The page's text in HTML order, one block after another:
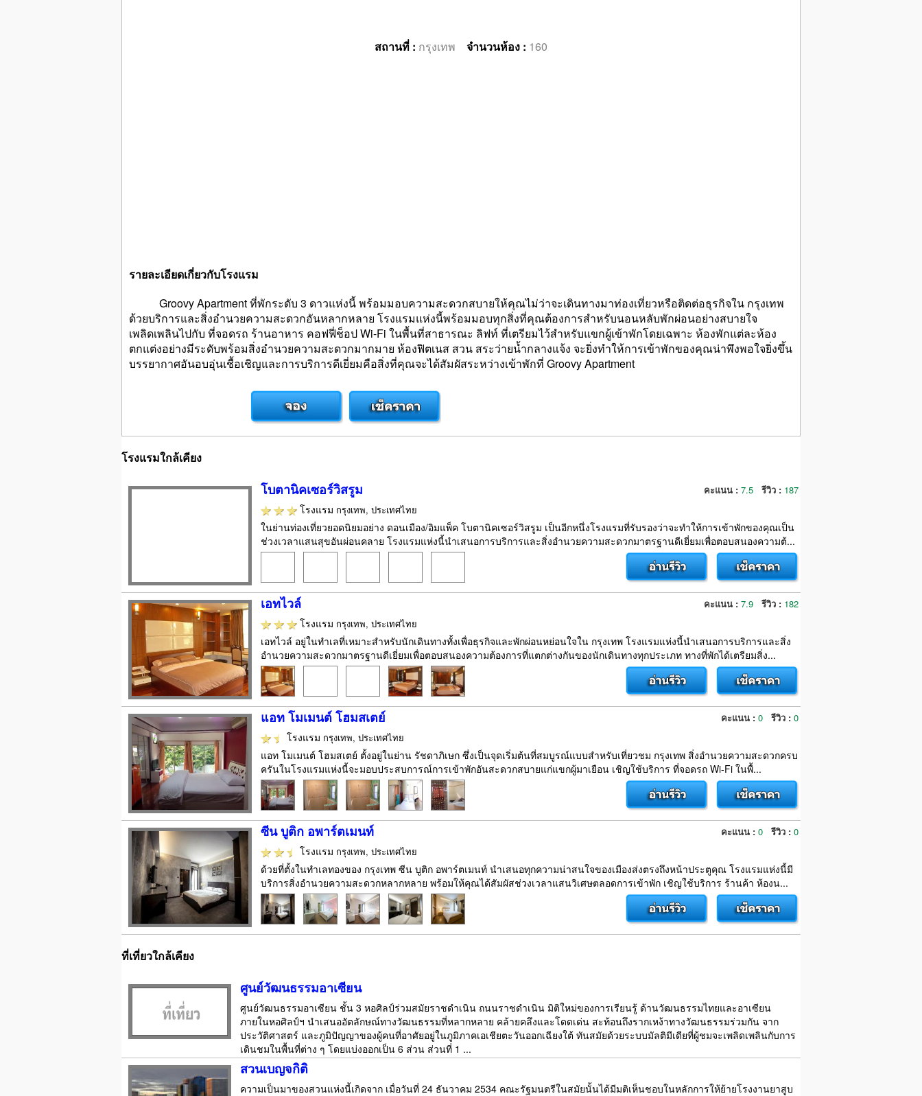
สถานที่ : กรุงเทพ จำนวนห้อง : 160
รายละเอียดเกี่ยวกับโรงแรม
Groovy Apartment ที่พักระดับ 3 ดาวแห่งนี้ พร้อมมอบความสะดวกสบายให้คุณไม่ว่าจะเดินทางมาท่องเที่ยวหรือติดต่อธุรกิจใน กรุงเทพ
ด้วยบริการและสิ่งอำนวยความสะดวกอันหลากหลาย โรงแรมแห่งนี้พร้อมมอบทุกสิ่งที่คุณต้องการสำหรับนอนหลับพักผ่อนอย่างสบายใจ
เพลิดเพลินไปกับ ที่จอดรถ ร้านอาหาร คอฟฟี่ช็อป Wi-Fi ในพื้นที่สาธารณะ ลิฟท์ ที่เตรียมไว้สำหรับแขกผู้เข้าพักโดยเฉพาะ ห้องพักแต่ละห้อง
ตกแต่งอย่างมีระดับพร้อมสิ่งอำนวยความสะดวกมากมาย ห้องฟิตเนส สวน สระว่ายน้ำกลางแจ้ง จะยิ่งทำให้การเข้าพักของคุณน่าพึงพอใจยิ่งขึ้น
บรรยากาศอันอบอุ่นเชื้อเชิญและการบริการดีเยี่ยมคือสิ่งที่คุณจะได้สัมผัสระหว่างเข้าพักที่ Groovy Apartment
โรงแรมใกล้เคียง
โบตานิคเซอร์วิสรูม คะแนน : 7.5 รีวิว : 187
โรงแรม กรุงเทพ, ประเทศไทย
ในย่านท่องเที่ยวยอดนิยมอย่าง ดอนเมือง/อิมแพ็ค โบตานิคเซอร์วิสรูม เป็นอีกหนึ่งโรงแรมที่รับรองว่าจะทำให้การเข้าพักของคุณเป็น
ช่วงเวลาแสนสุขอันผ่อนคลาย โรงแรมแห่งนี้นำเสนอการบริการและสิ่งอำนวยความสะดวกมาตรฐานดีเยี่ยมเพื่อตอบสนองความต้...
เอทไวล์ คะแนน : 7.9 รีวิว : 182
โรงแรม กรุงเทพ, ประเทศไทย
เอทไวล์ อยู่ในทำเลที่เหมาะสำหรับนักเดินทางทั้งเพื่อธุรกิจและพักผ่อนหย่อนใจใน กรุงเทพ โรงแรมแห่งนี้นำเสนอการบริการและสิ่ง
อำนวยความสะดวกมาตรฐานดีเยี่ยมเพื่อตอบสนองความต้องการที่แตกต่างกันของนักเดินทางทุกประเภท ทางที่พักได้เตรียมสิ่ง...
แอท โมเมนต์ โฮมสเตย์ คะแนน : 0 รีวิว : 0
โรงแรม กรุงเทพ, ประเทศไทย
แอท โมเมนต์ โฮมสเตย์ ตั้งอยู่ในย่าน รัชดาภิเษก ซึ่งเป็นจุดเริ่มต้นที่สมบูรณ์แบบสำหรับเที่ยวชม กรุงเทพ สิ่งอำนวยความสะดวกครบ
ครันในโรงแรมแห่งนี้จะมอบประสบการณ์การเข้าพักอันสะดวกสบายแก่แขกผู้มาเยือน เชิญใช้บริการ ที่จอดรถ Wi-Fi ในพื้...
ซีน บูติก อพาร์ตเมนท์ คะแนน : 0 รีวิว : 0
โรงแรม กรุงเทพ, ประเทศไทย
ด้วยที่ตั้งในทำเลทองของ กรุงเทพ ซีน บูติก อพาร์ตเมนท์ นำเสนอทุกความน่าสนใจของเมืองส่งตรงถึงหน้าประตูคุณ โรงแรมแห่งนี้มี
บริการสิ่งอำนวยความสะดวกหลากหลาย พร้อมให้คุณได้สัมผัสช่วงเวลาแสนวิเศษตลอดการเข้าพัก เชิญใช้บริการ ร้านค้า ห้องน...
ที่เที่ยวใกล้เคียง
ศูนย์วัฒนธรรมอาเซียน
ศูนย์วัฒนธรรมอาเซียน ชั้น 3 หอศิลป์ร่วมสมัยราชดำเนิน ถนนราชดำเนิน มิติใหม่ของการเรียนรู้ ด้านวัฒนธรรมไทยและอาเซียน
ภายในหอศิลป์ฯ นำเสนออัตลักษณ์ทางวัฒนธรรมที่หลากหลาย คล้ายคลึงและโดดเด่น สะท้อนถึงรากเหง้าทางวัฒนธรรมร่วมกัน จาก
ประวัติศาสตร์ และภูมิปัญญาของผู้คนที่อาศัยอยู่ในภูมิภาคเอเชียตะวันออกเฉียงใต้ ทันสมัยด้วยระบบมัลติมีเดียที่ผู้ชมจะเพลิดเพลินกับการ
เดินชมในพื้นที่ต่าง ๆ โดยแบ่งออกเป็น 6 ส่วน ส่วนที่ 1 ...
สวนเบญจกิติ
ความเป็นมาของสวนแห่งนี้เกิดจาก เมื่อวันที่ 24 ธันวาคม 2534 คณะรัฐมนตรีในสมัยนั้นได้มีมติเห็นชอบในหลักการให้ย้ายโรงงานยาสูบ